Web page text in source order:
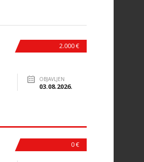
2.000 €
OBJAVLJEN
03.08.2026.
0 €